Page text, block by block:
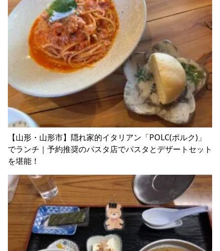
【山形・山形市】隠れ家的イタリアン「POLC(ポルク)」
でランチ｜予約推奨のパスタ店でパスタとデザートセット
を堪能！